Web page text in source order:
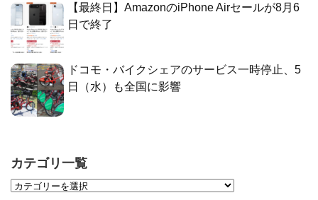
【最終日】AmazonのiPhone Airセールが8月6
日で終了
ドコモ・バイクシェアのサービス一時停止、5
日（水）も全国に影響
カテゴリ一覧